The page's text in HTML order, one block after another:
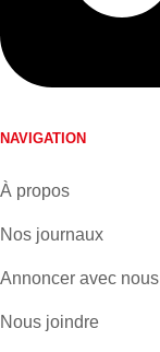
NAVIGATION
À propos
Nos journaux
Annoncer avec nous
Nous joindre